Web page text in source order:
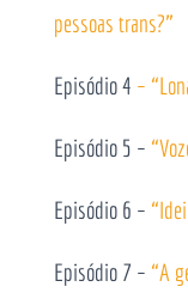
pessoas trans?”
Episódio 4 –
Episódio 5 –
Episódio 6 –
Episódio 7 – “A